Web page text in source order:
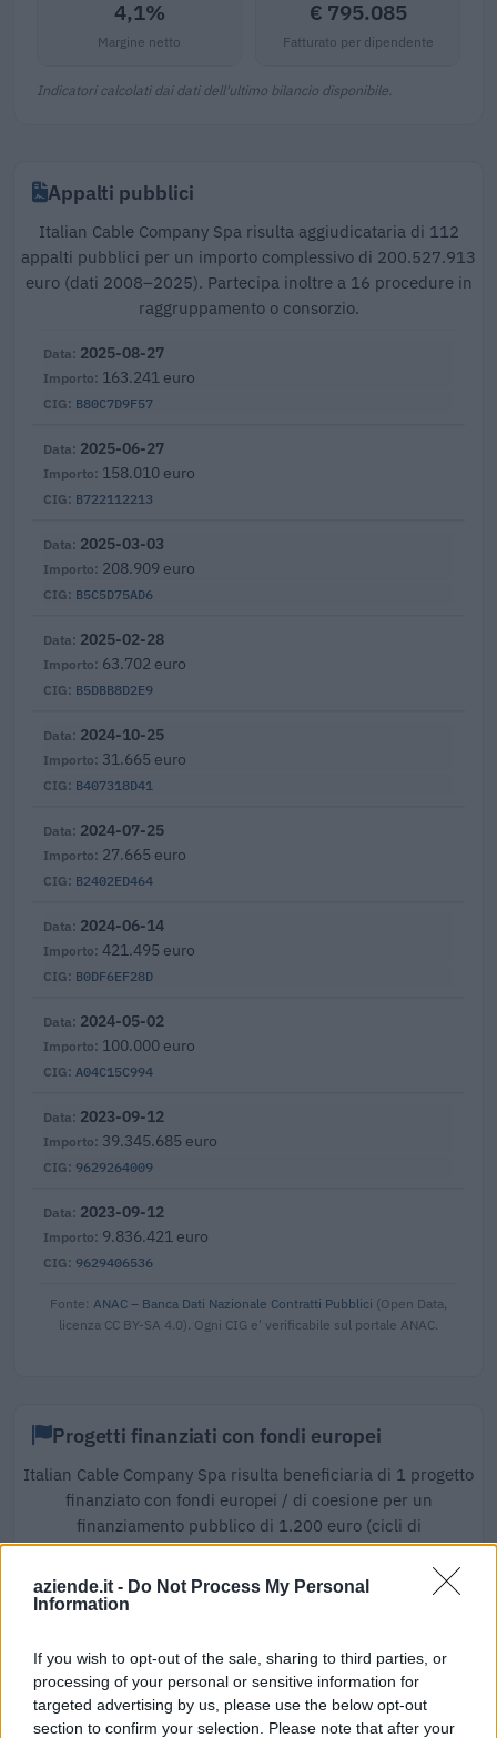
aziende.it - Do Not Process My Personal
Information
If you wish to opt-out of the sale, sharing to third parties, or
processing of your personal or sensitive information for
targeted advertising by us, please use the below opt-out
section to confirm your selection. Please note that after your
4,1%
Margine netto
€ 795.085
Fatturato per dipendente
Indicatori calcolati dai dati dell'ultimo bilancio disponibile.
Appalti pubblici
Italian Cable Company Spa risulta aggiudicataria di 112
appalti pubblici per un importo complessivo di 200.527.913
euro (dati 2008–2025). Partecipa inoltre a 16 procedure in
raggruppamento o consorzio.
B80C7D9F57
2025-08-27
163.241 euro
B722112213
2025-06-27
158.010 euro
B5C5D75AD6
2025-03-03
208.909 euro
B5DBB8D2E9
2025-02-28
63.702 euro
B407318D41
2024-10-25
31.665 euro
B2402ED464
2024-07-25
27.665 euro
B0DF6EF28D
2024-06-14
421.495 euro
A04C15C994
2024-05-02
100.000 euro
9629264009
2023-09-12
39.345.685 euro
9629406536
2023-09-12
9.836.421 euro
Fonte: ANAC – Banca Dati Nazionale Contratti Pubblici (Open Data,
licenza CC BY-SA 4.0). Ogni CIG e' verificabile sul portale ANAC.
Progetti finanziati con fondi europei
Italian Cable Company Spa risulta beneficiaria di 1 progetto
finanziato con fondi europei / di coesione per un
finanziamento pubblico di 1.200 euro (cicli di
programmazione 2014-2020).
LOM734589130671
Fonte:OpenCoesione(Open Data, licenza CC BY 4.0). Ogni progetto e'
verificabile sul portale OpenCoesione. Dati aggiornati al 2026-08-02.